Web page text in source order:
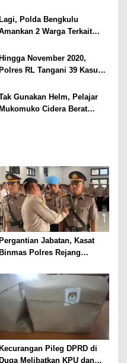
Lagi, Polda Bengkulu
2 Warga Terkait
Hingga November 2020,
Polres RL Tangani 39 Kasus
Gunakan Helm, Pelajar
Mukomuko Cidera Berat
Pergantian Jabatan, Kasat
Binmas Polres Rejang
Kecurangan Pileg DPRD di
Duga Melibatkan KPU dan